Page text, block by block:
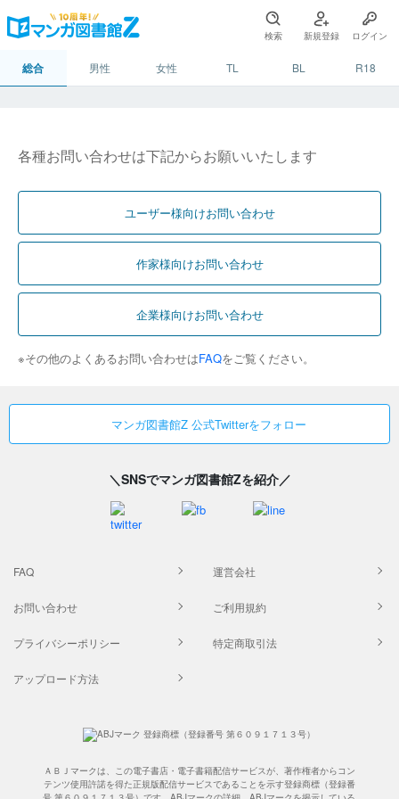
検索 新規登録 ログイン
総合 男性 女性 TL BL R18
各種お問い合わせは下記からお願いいたします
ユーザー様向けお問い合わせ
作家様向けお問い合わせ
企業様向けお問い合わせ
※その他のよくあるお問い合わせはFAQをご覧ください。
マンガ図書館Z 公式Twitterをフォロー
＼SNSでマンガ図書館Zを紹介／
FAQ 運営会社
お問い合わせ ご利用規約
プライバシーポリシー 特定商取引法
アップロード方法
ＡＢＪマークは、この電子書店・電子書籍配信サービスが、著作権者からコン
テンツ使用許諾を得た正規版配信サービスであることを示す登録商標（登録番